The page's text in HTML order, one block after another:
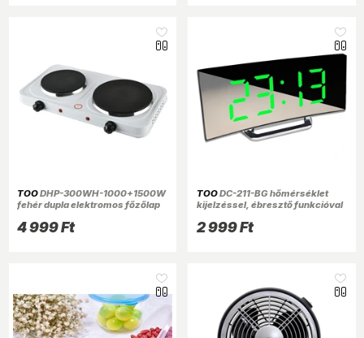
TOODHP-300WH-1000+1500W
fehér dupla elektromos főzőlap
4 999 Ft
TOODC-211-BG hőmérséklet
kijelzéssel, ébresztő funkcióval
kijelzővel
2 999 Ft